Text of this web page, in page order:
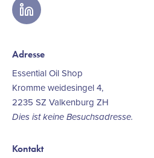
linkedin
Adresse
Essential Oil Shop
Kromme weidesingel 4,
2235 SZ Valkenburg ZH
Dies ist keine Besuchsadresse.
Kontakt